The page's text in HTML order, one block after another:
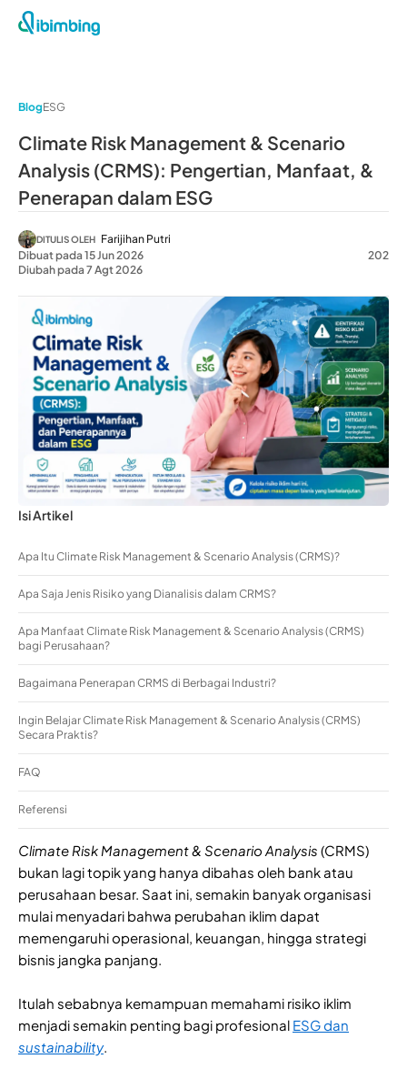
BlogESG
Climate Risk Management & Scenario
Analysis (CRMS): Pengertian, Manfaat, &
Penerapan dalam ESG
DITULIS OLEH Farijihan Putri
Dibuat pada 15 Jun 2026
Diubah pada 7 Agt 2026
202
Isi Artikel
Apa Itu Climate Risk Management & Scenario Analysis (CRMS)?
Apa Saja Jenis Risiko yang Dianalisis dalam CRMS?
Apa Manfaat Climate Risk Management & Scenario Analysis (CRMS)
bagi Perusahaan?
Bagaimana Penerapan CRMS di Berbagai Industri?
Ingin Belajar Climate Risk Management & Scenario Analysis (CRMS)
Secara Praktis?
FAQ
Referensi
Climate Risk Management & Scenario Analysis (CRMS)
bukan lagi topik yang hanya dibahas oleh bank atau
perusahaan besar. Saat ini, semakin banyak organisasi
mulai menyadari bahwa perubahan iklim dapat
memengaruhi operasional, keuangan, hingga strategi
bisnis jangka panjang.
Itulah sebabnya kemampuan memahami risiko iklim
menjadi semakin penting bagi profesional ESG dan
sustainability.